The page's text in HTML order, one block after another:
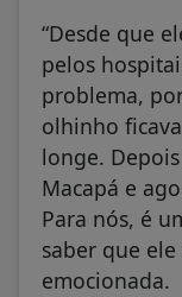
“Desde que
pelos
problema,
olhinho
longe.
Macapá e
Para nós, é
saber que
emocionada.